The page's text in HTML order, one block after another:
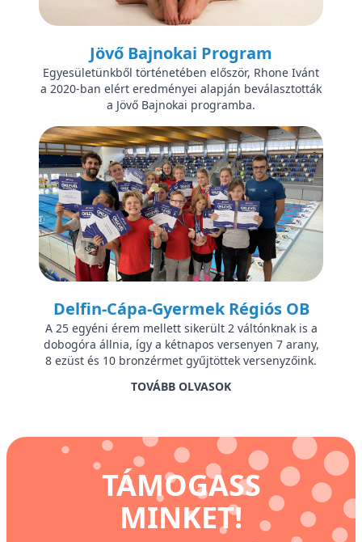
Jövő Bajnokai Program
Egyesületünkből történetében először, Rhone Ivánt
a 2020-ban elért eredményei alapján beválasztották
a Jövő Bajnokai programba.
Delfin-Cápa-Gyermek Régiós OB
A 25 egyéni érem mellett sikerült 2 váltónknak is a
dobogóra állnia, így a kétnapos versenyen 7 arany,
8 ezüst és 10 bronzérmet gyűjtöttek versenyzőink.
TOVÁBB OLVASOK
TÁMOGASS
MINKET!